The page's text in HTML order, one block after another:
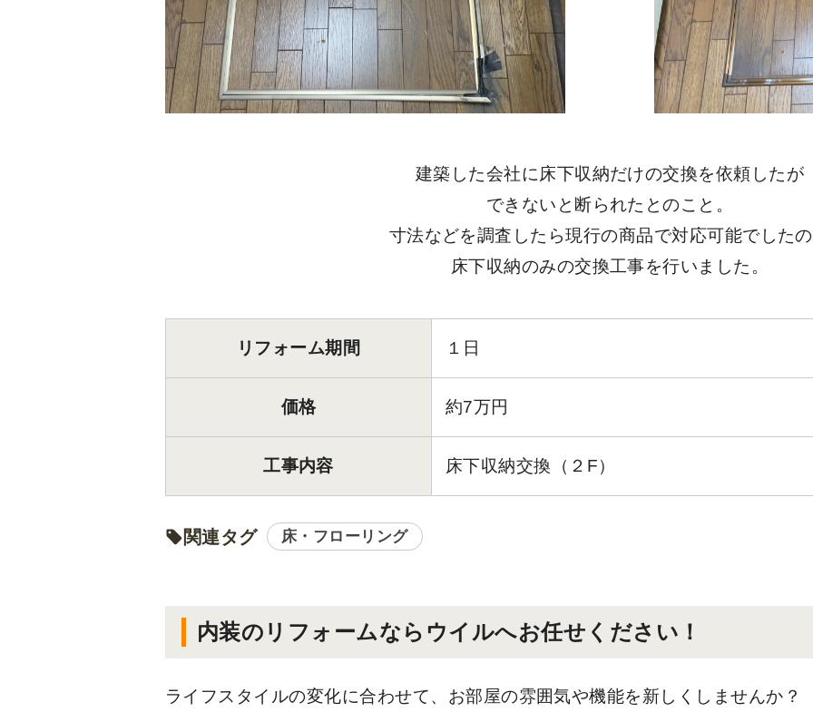
建築した会社に床下収納だけの交換を依頼したが
できないと断られたとのこと。
寸法などを調査したら現行の商品で対応可能でした
床下収納のみの交換工事を行いました。
リフォーム期間 １日
価格 約7万円
工事内容 床下収納交換（２F）
関連タグ 床・フローリング
内装のリフォームならウイルへお任せください！
ライフスタイルの変化に合わせて、お部屋の雰囲気や機能を新しくしませんか ？